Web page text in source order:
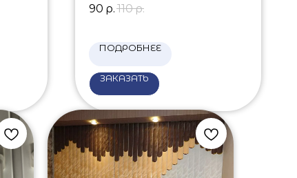
90 р. 110 р.
ПОДРОБНЕЕ
ЗАКАЗАТЬ